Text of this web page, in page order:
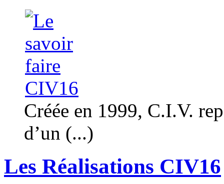
Créée en 1999, C.I.V.
d’un (...)
Les Réalisations CIV16